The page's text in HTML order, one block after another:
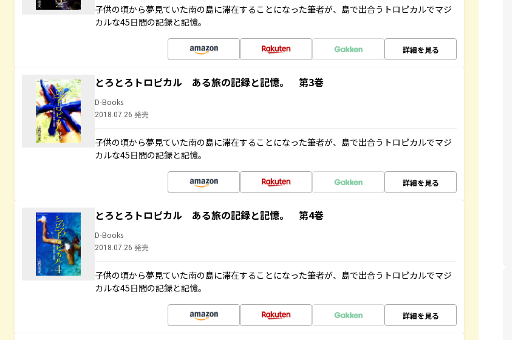
子供の頃から夢見ていた南の島に滞在することになった筆者が、島で出合うトロピカルでマジ
カルな45日間の記録と記憶。
詳細を見る
とろとろトロピカル ある旅の記録と記憶。 第3巻
D-Books
2018.07.26 発売
子供の頃から夢見ていた南の島に滞在することになった筆者が、島で出合うトロピカルでマジ
カルな45日間の記録と記憶。
詳細を見る
とろとろトロピカル ある旅の記録と記憶。 第4巻
D-Books
2018.07.26 発売
子供の頃から夢見ていた南の島に滞在することになった筆者が、島で出合うトロピカルでマジ
カルな45日間の記録と記憶。
詳細を見る